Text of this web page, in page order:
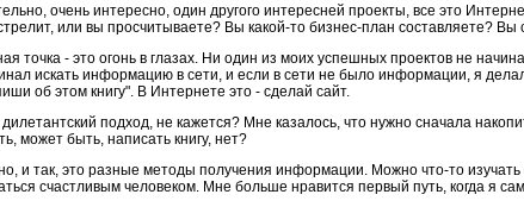
очень интересно, один другого интересней проекты, все это
или вы просчитываете? Вы какой-то бизнес-план составляете? Вы
точка - это огонь в глазах. Ни один из моих успешных проектов не
искать информацию в сети, и если в сети не было информации, я
об этом книгу". В Интернете это - сделай сайт.
дилетантский подход, не кажется? Мне казалось, что нужно сначала
может быть, написать книгу, нет?
и так, это разные методы получения информации. Можно что-то изучать
счастливым человеком. Мне больше нравится первый путь, когда я